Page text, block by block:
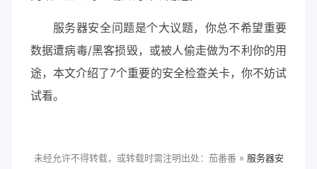
服务器安全问题是个大议题，你总不希望重要
数据遭病毒/黑客损毁，或被人偷走做为不利你的用
途，本文介绍了7个重要的安全检查关卡，你不妨试
试看。
未经允许不得转载，或转载时需注明出处：茄番番 » 服务器安